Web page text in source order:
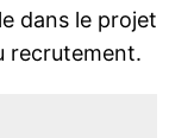
dans le projet
recrutement.